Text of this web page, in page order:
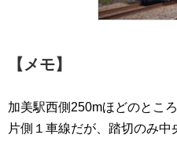
【メモ】
加美駅西側250mほどのとこ
片側１車線だが、踏切のみ